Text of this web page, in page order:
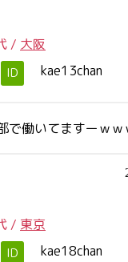
/ 大阪
ID kae13chan
働いてますーｗｗ
/ 東京
ID kae18chan